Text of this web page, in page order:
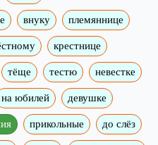
внуку племяннице
крестнице
тёще тестю невестке
на юбилей девушке
прикольные до слёз